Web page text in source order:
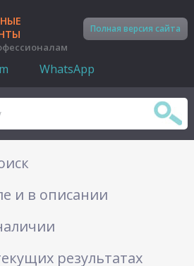
Полная версия сайта
WhatsApp
и в описании
результатах